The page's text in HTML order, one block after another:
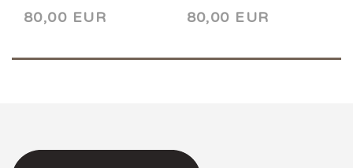
2018
80,00 EUR
80,00 EUR